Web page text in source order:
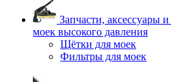
Запчасти, аксессуары
моек высокого давления
Щётки для моек
Фильтры для моек